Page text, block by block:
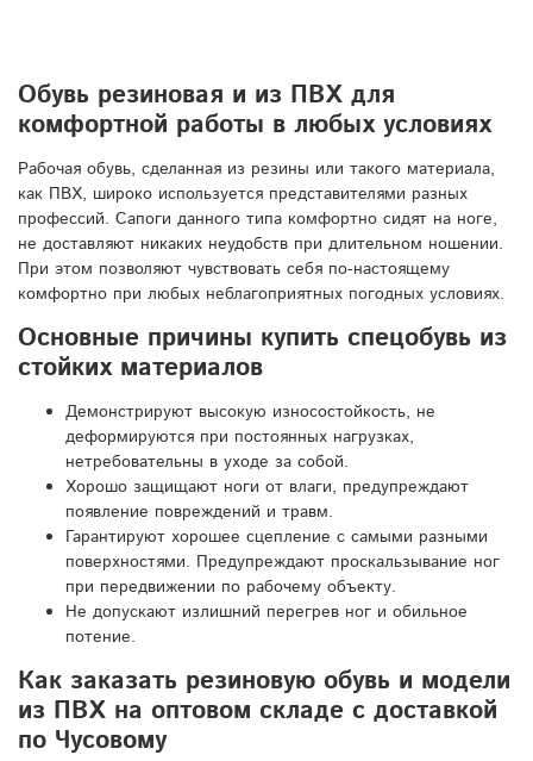
Обувь резиновая и из ПВХ для
комфортной работы в любых условиях
Рабочая обувь, сделанная из резины или такого материала,
как ПВХ, широко используется представителями разных
профессий. Сапоги данного типа комфортно сидят на ноге,
не доставляют никаких неудобств при длительном ношении.
При этом позволяют чувствовать себя по-настоящему
комфортно при любых неблагоприятных погодных условиях.
Основные причины купить спецобувь из
стойких материалов
Демонстрируют высокую износостойкость, не
деформируются при постоянных нагрузках,
нетребовательны в уходе за собой.
Хорошо защищают ноги от влаги, предупреждают
появление повреждений и травм.
Гарантируют хорошее сцепление с самыми разными
поверхностями. Предупреждают проскальзывание ног
при передвижении по рабочему объекту.
Не допускают излишний перегрев ног и обильное
потение.
Как заказать резиновую обувь и модели
из ПВХ на оптовом складе с доставкой
по Чусовому